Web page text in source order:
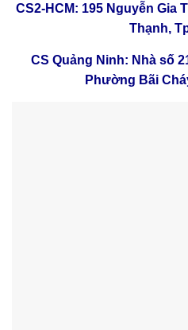
CS2-HCM: 195 Nguyễn Gia
Thạnh,
CS Quảng Ninh: Nhà số
Phường Bãi